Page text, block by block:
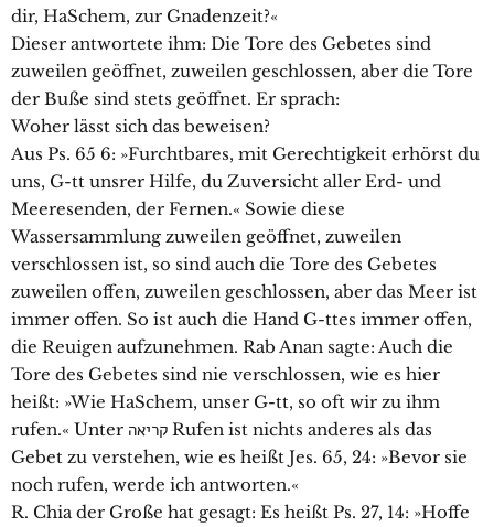
dir, HaSchem, zur Gnadenzeit?«
Dieser antwortete ihm: Die Tore des Gebetes sind
zuweilen geöffnet, zuweilen geschlossen, aber die Tore
der Buße sind stets geöffnet. Er sprach:
Woher lässt sich das beweisen?
Aus Ps. 65 6: »Furchtbares, mit Gerechtigkeit erhörst du
uns, G-tt unsrer Hilfe, du Zuversicht aller Erd- und
Meeresenden, der Fernen.« Sowie diese
Wassersammlung zuweilen geöffnet, zuweilen
verschlossen ist, so sind auch die Tore des Gebetes
zuweilen offen, zuweilen geschlossen, aber das Meer ist
immer offen. So ist auch die Hand G-ttes immer offen,
die Reuigen aufzunehmen. Rab Anan sagte: Auch die
Tore des Gebetes sind nie verschlossen, wie es hier
heißt: »Wie HaSchem, unser G-tt, so oft wir zu ihm
rufen.« Unter קריאה Rufen ist nichts anderes als das
Gebet zu verstehen, wie es heißt Jes. 65, 24: »Bevor sie
noch rufen, werde ich antworten.«
R. Chia der Große hat gesagt: Es heißt Ps. 27, 14: »Hoffe